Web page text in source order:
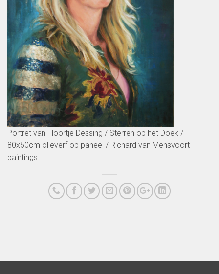
Portret van Floortje Dessing / Sterren op het Doek /
80x60cm olieverf op paneel / Richard van Mensvoort
paintings